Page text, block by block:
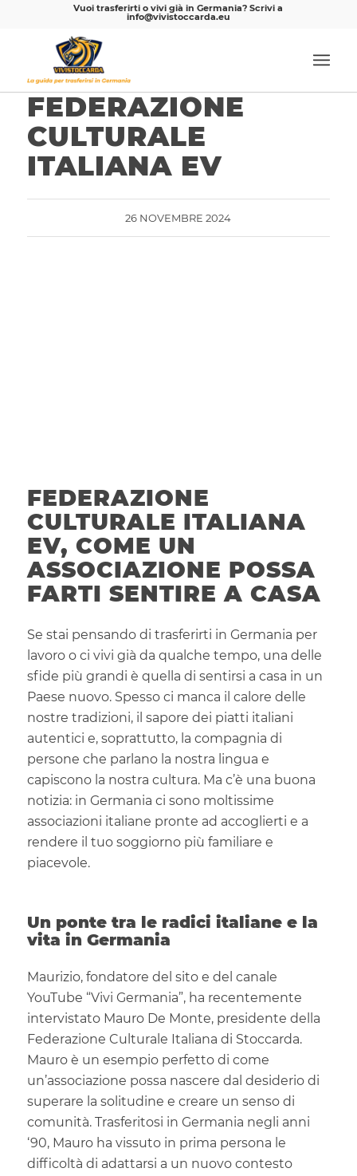
Vuoi trasferirti o vivi già in Germania? Scrivi a
info@vivistoccarda.eu
FEDERAZIONE
CULTURALE
ITALIANA EV
26 NOVEMBRE 2024
FEDERAZIONE
CULTURALE ITALIANA
EV, COME UN
ASSOCIAZIONE POSSA
FARTI SENTIRE A CASA
Se stai pensando di trasferirti in Germania per
lavoro o ci vivi già da qualche tempo, una delle
sfide più grandi è quella di sentirsi a casa in un
Paese nuovo. Spesso ci manca il calore delle
nostre tradizioni, il sapore dei piatti italiani
autentici e, soprattutto, la compagnia di
persone che parlano la nostra lingua e
capiscono la nostra cultura. Ma c’è una buona
notizia: in Germania ci sono moltissime
associazioni italiane pronte ad accoglierti e a
rendere il tuo soggiorno più familiare e
piacevole.
Un ponte tra le radici italiane e la
vita in Germania
Maurizio, fondatore del sito e del canale
YouTube “Vivi Germania”, ha recentemente
intervistato Mauro De Monte, presidente della
Federazione Culturale Italiana di Stoccarda.
Mauro è un esempio perfetto di come
un’associazione possa nascere dal desiderio di
superare la solitudine e creare un senso di
comunità. Trasferitosi in Germania negli anni
‘90, Mauro ha vissuto in prima persona le
difficoltà di adattarsi a un nuovo contesto